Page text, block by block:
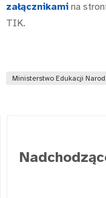
załącznikami na
TIK.
Ministerstwo Edukacji